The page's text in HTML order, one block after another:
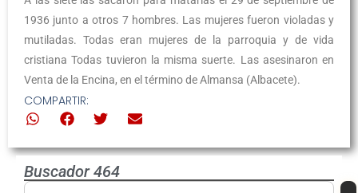
1936 junto a otros 7 hombres. Las mujeres fueron violadas y
mutiladas. Todas eran mujeres de la parroquia y de vida
cristiana Todas tuvieron la misma suerte. Las asesinaron en
Venta de la Encina, en el término de Almansa (Albacete).
COMPARTIR:
Buscador 464